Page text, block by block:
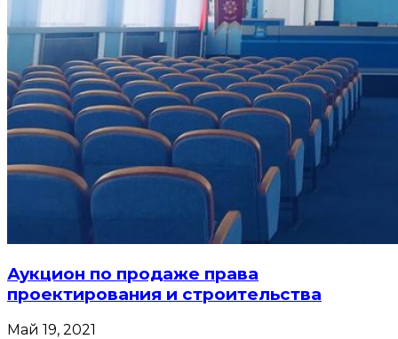
Аукцион по продаже права
проектирования и строительства
Май 19, 2021